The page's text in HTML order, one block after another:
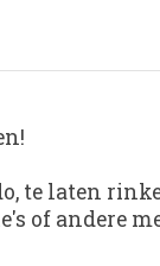
te laten
of andere